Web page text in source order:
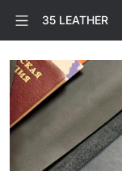
35 LEATHER